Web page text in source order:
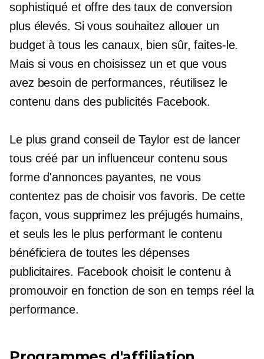
sophistiqué et offre des taux de conversion
plus élevés. Si vous souhaitez allouer un
budget à tous les canaux, bien sûr, faites-le.
Mais si vous en choisissez un et que vous
avez besoin de performances, réutilisez le
contenu dans des publicités Facebook.
Le plus grand conseil de Taylor est de lancer
tous créé par un influenceur contenu sous
forme d'annonces payantes, ne vous
contentez pas de choisir vos favoris. De cette
façon, vous supprimez les préjugés humains,
et seuls les le plus performantle contenu
bénéficiera de toutes les dépenses
publicitaires. Facebook choisit le contenu à
promouvoir en fonction de son en temps réel
la
performance.